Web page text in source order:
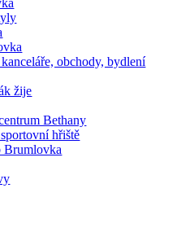
obchody, bydlení
žije
Bethany
hřiště
Brumlovka